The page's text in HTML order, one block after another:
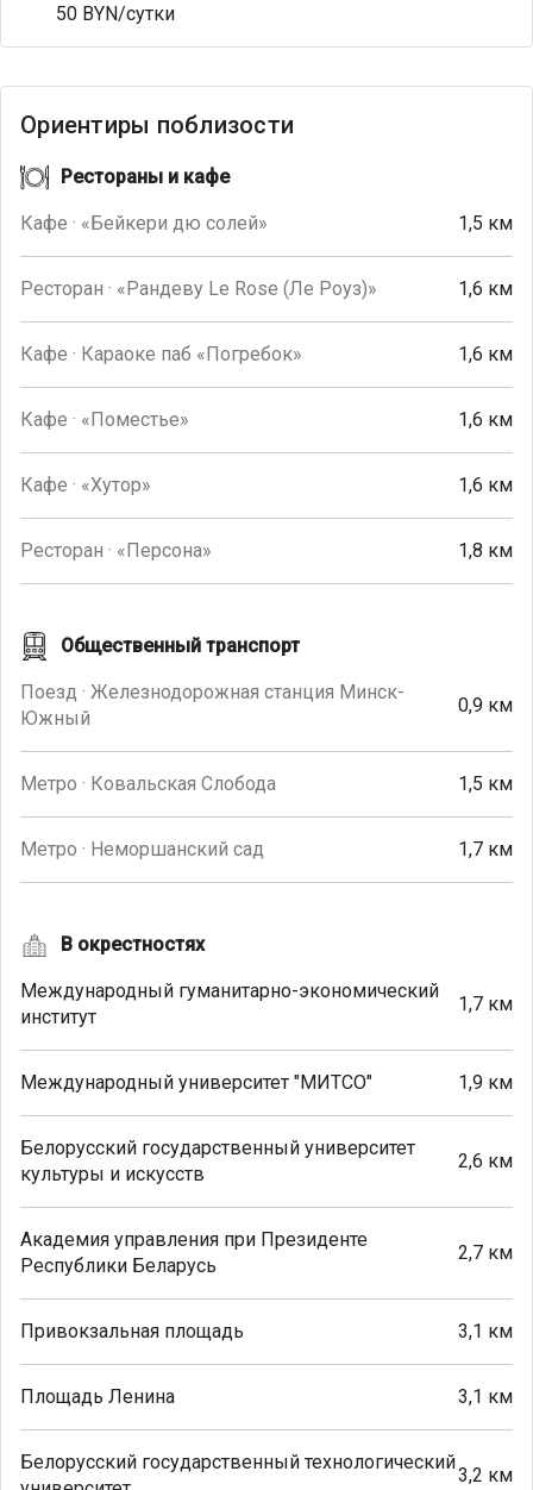
50 BYN/сутки
Ориентиры поблизости
Рестораны и кафе
Кафе · «Бейкери дю солей» 1,5 км
Ресторан · «Рандеву Le Rose (Ле Роуз)» 1,6 км
Кафе · Караоке паб «Погребок» 1,6 км
Кафе · «Поместье» 1,6 км
Кафе · «Хутор» 1,6 км
Ресторан · «Персона» 1,8 км
Общественный транспорт
Поезд · Железнодорожная станция Минск-
Южный
0,9 км
Метро · Ковальская Слобода 1,5 км
Метро · Неморшанский сад 1,7 км
В окрестностях
Международный гуманитарно-экономический
институт
1,7 км
Международный университет "МИТСО" 1,9 км
Белорусский государственный университет
культуры и искусств
2,6 км
Академия управления при Президенте
Республики Беларусь
2,7 км
Привокзальная площадь 3,1 км
Площадь Ленина 3,1 км
Белорусский государственный технологический
3,2 км